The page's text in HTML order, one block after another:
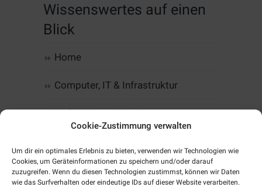
Cookie-Zustimmung verwalten
Um dir ein optimales Erlebnis zu bieten, verwenden wir Technologien wie
Cookies, um Geräteinformationen zu speichern und/oder darauf
zuzugreifen. Wenn du diesen Technologien zustimmst, können wir Daten
wie das Surfverhalten oder eindeutige IDs auf dieser Website verarbeiten.
Wissenswertes auf einen
Blick
Home
Computer, IT & Infrastruktur
Web-Design & Hosting
Software